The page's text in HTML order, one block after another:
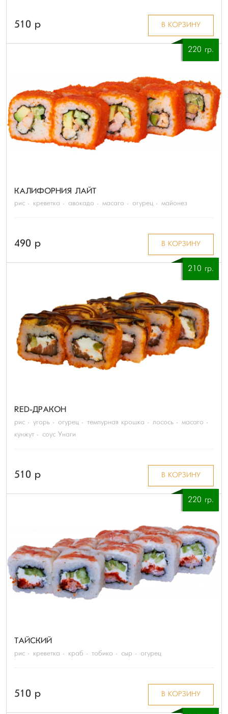
510 p В КОРЗИНУ
220 гр.
КАЛИФОРНИЯ ЛАЙТ
рис креветка авокадо масаго огурец майонез
490 p В КОРЗИНУ
210 гр.
RED-ДРАКОН
рис угорь огурец темпурная крошка лосось
масаго
кунжут
соус Унаги
510 p В КОРЗИНУ
220 гр.
ТАЙСКИЙ
рис креветка краб тобико сыр огурец
510 p В КОРЗИНУ